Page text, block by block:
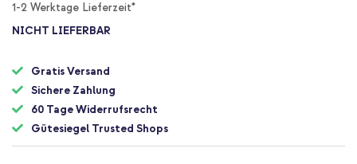
1-2 Werktage Lieferzeit*
NICHT LIEFERBAR
Gratis Versand
Sichere Zahlung
60 Tage Widerrufsrecht
Gütesiegel Trusted Shops